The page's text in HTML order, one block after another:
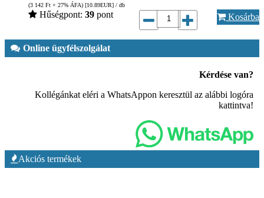
(3 142 Ft + 27% ÁFA) [10.89EUR] / db
Hűségpont: 39 pont Kosárba
Online ügyfélszolgálat
Kérdése van?
Kollégánkat eléri a WhatsAppon keresztül az alábbi logóra
kattintva!
Akciós termékek